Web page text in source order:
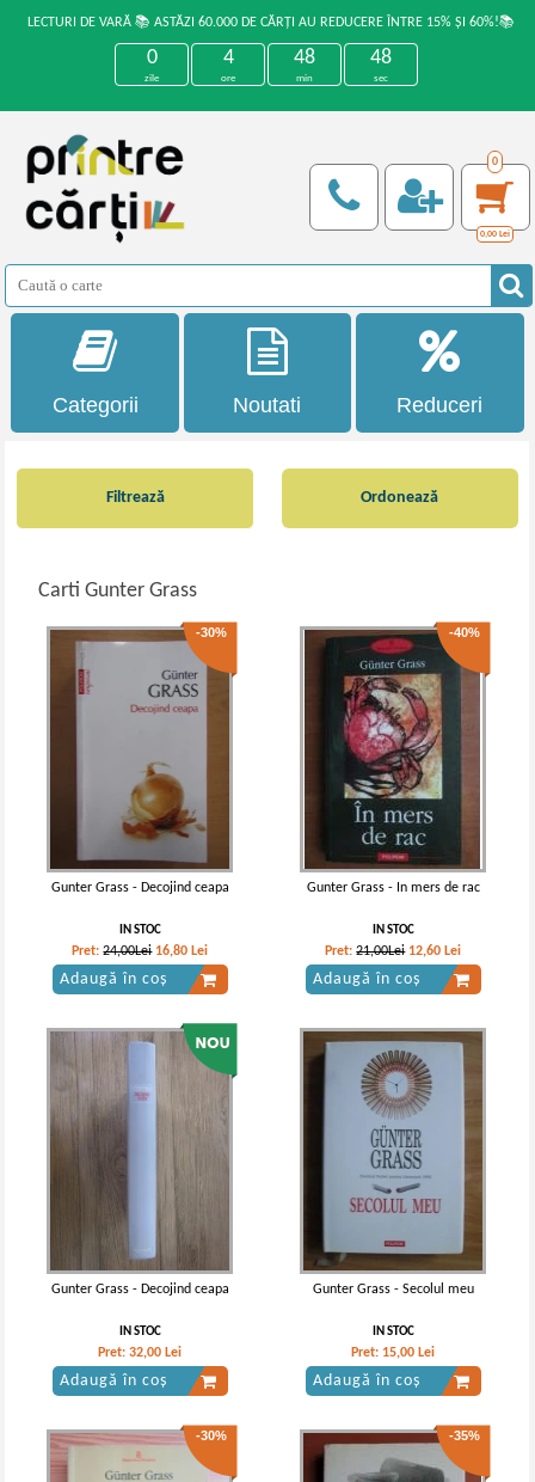
LECTURI DE VARĂ 📚 ASTĂZI 60.000 DE CĂRȚI AU REDUCERE ÎNTRE 15% ȘI 60%!📚
0
zile
4
ore
48
min
47
sec
0
0,00 Lei
Categorii Noutati Reduceri
Filtrează
Carti Gunter Grass
Ordonează
-30%
Gunter Grass - Decojind ceapa
IN STOC
Pret:24,00Lei 16,80 Lei
Adaugă în coș
-40%
Gunter Grass - In mers de rac
IN STOC
Pret:21,00Lei 12,60 Lei
Adaugă în coș
Gunter Grass - Decojind ceapa
IN STOC
Pret:32,00 Lei
Adaugă în coș
Gunter Grass - Secolul meu
IN STOC
Pret: 15,00 Lei
Adaugă în coș
-30% -35%